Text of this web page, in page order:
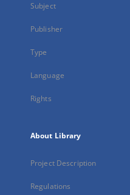
Subject
Publisher
Type
Language
Rights
About Library
Project Description
Regulations